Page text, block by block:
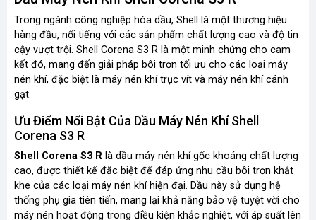
Trong ngành công nghiệp hóa dầu, Shell là một thương hiệu
hàng đầu, nổi tiếng với các sản phẩm chất lượng cao và độ tin
cậy vượt trội. Shell Corena S3 R là một minh chứng cho cam
kết đó, mang đến giải pháp bôi trơn tối ưu cho các loại máy
nén khí, đặc biệt là máy nén khí trục vít và máy nén khí cánh
gạt.
Ưu Điểm Nổi Bật Của Dầu Máy Nén Khí Shell
Corena S3 R
Shell Corena S3 R là dầu máy nén khí gốc khoáng chất lượng
cao, được thiết kế đặc biệt để đáp ứng nhu cầu bôi trơn khắt
khe của các loại máy nén khí hiện đại. Dầu này sử dụng hệ
thống phụ gia tiên tiến, mang lại khả năng bảo vệ tuyệt vời cho
máy nén hoạt động trong điều kiện khắc nghiệt, với áp suất lên